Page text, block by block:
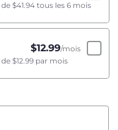
$41.94 tous les 6 mois
$12.99/mois
$12.99 par mois